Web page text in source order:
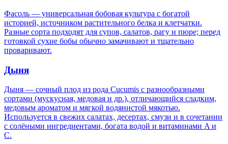
Фасоль — универсальная бобовая культура с богатой
историей, источником растительного белка и клетчатки.
Разные сорта подходят для супов, салатов, рагу и пюре; перед
готовкой сухие бобы обычно замачивают и тщательно
проваривают.
Дыня
Дыня — сочный плод из рода Cucumis с разнообразными
сортами (мускусная, медовая и др.), отличающийся сладким,
медовым ароматом и мягкой водянистой мякотью.
Используется в свежих салатах, десертах, смузи и в сочетании
с солёными ингредиентами, богата водой и витаминами A и
C.